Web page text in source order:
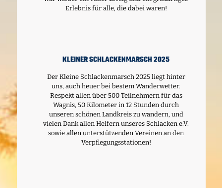
Erlebnis für alle, die dabei waren!
KLEINER SCHLACKENMARSCH 2025
Der Kleine Schlackenmarsch 2025 liegt hinter
uns, auch heuer bei bestem Wanderwetter.
Respekt allen über 500 Teilnehmern für das
Wagnis, 50 Kilometer in 12 Stunden durch
unseren schönen Landkreis zu wandern, und
vielen Dank allen Helfern unseres Schlacken e.V.
sowie allen unterstützenden Vereinen an den
Verpflegungsstationen!